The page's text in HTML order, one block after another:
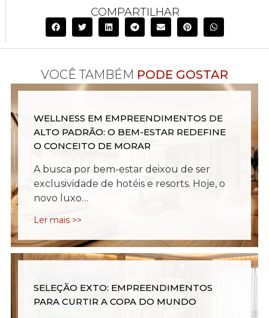
COMPARTILHAR
WELLNESS EM EMPREENDIMENTOS DE
ALTO PADRÃO: O BEM-ESTAR REDEFINE
O CONCEITO DE MORAR
A busca por bem-estar deixou de ser
exclusividade de hotéis e resorts. Hoje, o
novo luxo…
Ler mais >>
SELEÇÃO EXTO: EMPREENDIMENTOS
PARA CURTIR A COPA DO MUNDO
VOCÊ TAMBÉM PODE GOSTAR